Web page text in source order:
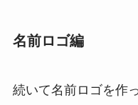
名前ロゴ編
続いて名前ロゴを作